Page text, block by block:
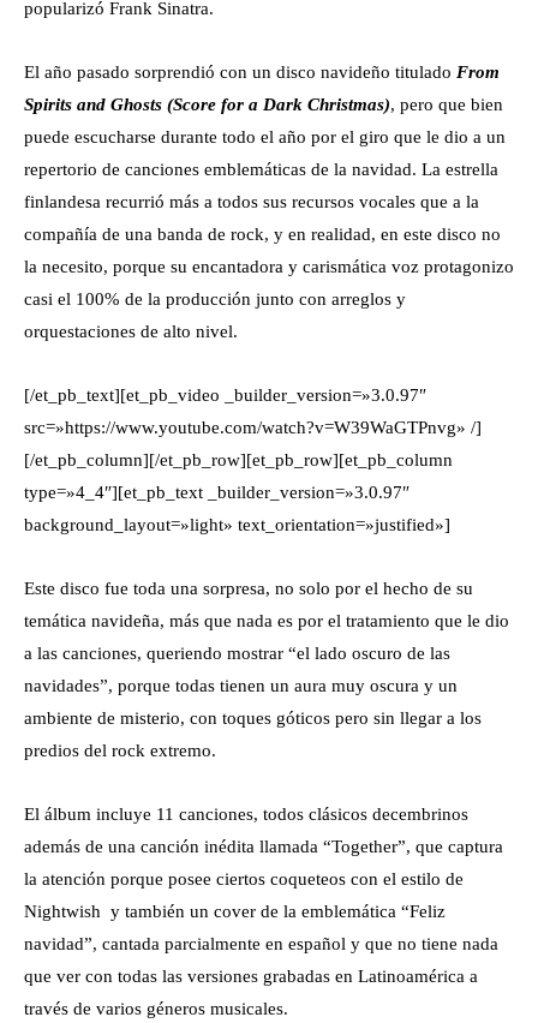
popularizó Frank Sinatra.
El año pasado sorprendió con un disco navideño titulado From
Spirits and Ghosts (Score for a Dark Christmas), pero que bien
puede escucharse durante todo el año por el giro que le dio a un
repertorio de canciones emblemáticas de la navidad. La estrella
finlandesa recurrió más a todos sus recursos vocales que a la
compañía de una banda de rock, y en realidad, en este disco no
la necesito, porque su encantadora y carismática voz protagonizo
casi el 100% de la producción junto con arreglos y
orquestaciones de alto nivel.
[/et_pb_text][et_pb_video _builder_version=»3.0.97″
src=»https://www.youtube.com/watch?v=W39WaGTPnvg» /]
[/et_pb_column][/et_pb_row][et_pb_row][et_pb_column
type=»4_4″][et_pb_text _builder_version=»3.0.97″
background_layout=»light» text_orientation=»justified»]
Este disco fue toda una sorpresa, no solo por el hecho de su
temática navideña, más que nada es por el tratamiento que le dio
a las canciones, queriendo mostrar “el lado oscuro de las
navidades”, porque todas tienen un aura muy oscura y un
ambiente de misterio, con toques góticos pero sin llegar a los
predios del rock extremo.
El álbum incluye 11 canciones, todos clásicos decembrinos
además de una canción inédita llamada “Together”, que captura
la atención porque posee ciertos coqueteos con el estilo de
Nightwish y también un cover de la emblemática “Feliz
navidad”, cantada parcialmente en español y que no tiene nada
que ver con todas las versiones grabadas en Latinoamérica a
través de varios géneros musicales.